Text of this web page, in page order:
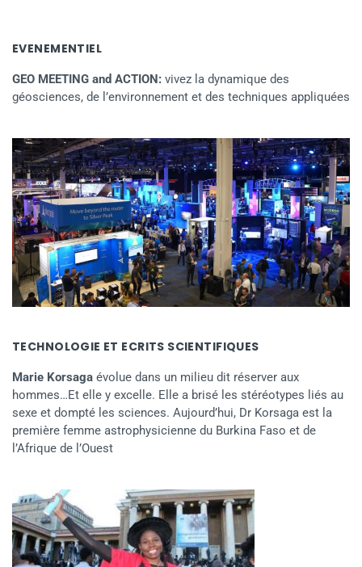
EVENEMENTIEL
GEO MEETING and ACTION: vivez la dynamique des
géosciences, de l’environnement et des techniques appliquées
TECHNOLOGIE ET ECRITS SCIENTIFIQUES
Marie Korsaga évolue dans un milieu dit réserver aux
hommes…Et elle y excelle. Elle a brisé les stéréotypes liés au
sexe et dompté les sciences. Aujourd’hui, Dr Korsaga est la
première femme astrophysicienne du Burkina Faso et de
l’Afrique de l’Ouest